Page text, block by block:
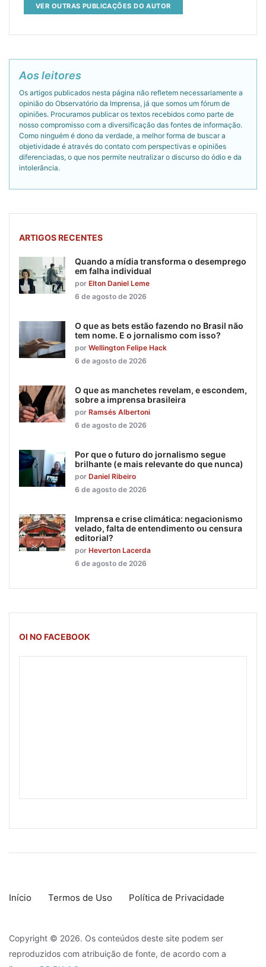
VER OUTRAS PUBLICAÇÕES DO AUTOR
Aos leitores
Os artigos publicados nesta página não refletem necessariamente a
opinião do Observatório da Imprensa, já que somos um fórum de
opiniões. Procuramos publicar os textos recebidos como parte de
nosso compromisso com a diversificação das fontes de informação.
Como ninguém é dono da verdade, a melhor forma de buscar a
objetividade é através do contato com perspectivas e opiniões
diferenciadas, o que nos permite neutralizar o discurso do ódio e da
intolerância.
ARTIGOS RECENTES
Quando a mídia transforma o desemprego
em falha individual
por Elton Daniel Leme
6 de agosto de 2026
O que as bets estão fazendo no Brasil não
tem nome. E o jornalismo com isso?
por Wellington Felipe Hack
6 de agosto de 2026
O que as manchetes revelam, e escondem,
sobre a imprensa brasileira
por Ramsés Albertoni
6 de agosto de 2026
Por que o futuro do jornalismo segue
brilhante (e mais relevante do que nunca)
por Daniel Ribeiro
6 de agosto de 2026
Imprensa e crise climática: negacionismo
velado, falta de entendimento ou censura
editorial?
por Heverton Lacerda
6 de agosto de 2026
OI NO FACEBOOK
Início Termos de Uso Política de Privacidade
Copyright © 2026. Os conteúdos deste site podem ser
reproduzidos com atribuição de fonte, de acordo com a